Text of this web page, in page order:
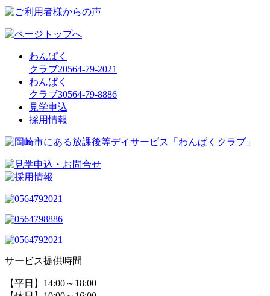
わんぱく
クラブ20564-79-2021
わんぱく
クラブ30564-79-8886
見学申込
採用情報
サービス提供時間
【平日】14:00～18:00